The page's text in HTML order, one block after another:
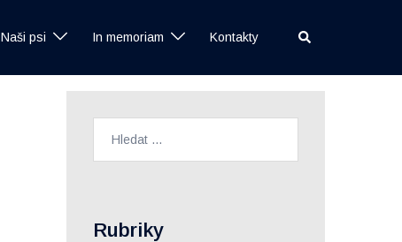
Naši psi In memoriam Kontakty Search
Rubriky